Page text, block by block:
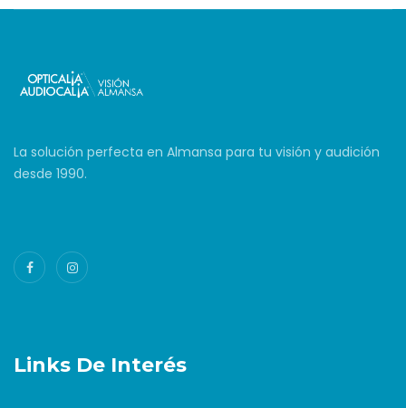
La solución perfecta en Almansa para tu visión y audición
desde 1990.
Links De Interés